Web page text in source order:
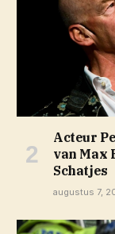
Acteur
van Max
Schatjes
augustus 7,